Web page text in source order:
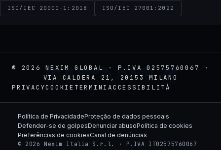
ISO/IEC 20000-1:2018 ISO/IEC 27001:2022
© 2026 NEXIM GLOBAL · P.IVA 02575760067 ·
VIA CALDERA 21, 20153 MILANO
PRIVACYCOOKIE TERMINI ACCESSIBILITÀ
NEXIM
Política de PrivacidadeProteção de dados pessoais
Defender-se de golpesDenunciar abusoPolítica de cookies
Preferências de cookiesCanal de denúncias
© 2026 Nexim Italia S.r.l. · P.IVA IT02575760067